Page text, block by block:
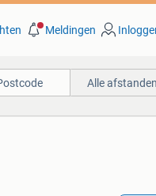
Meldingen
Alle